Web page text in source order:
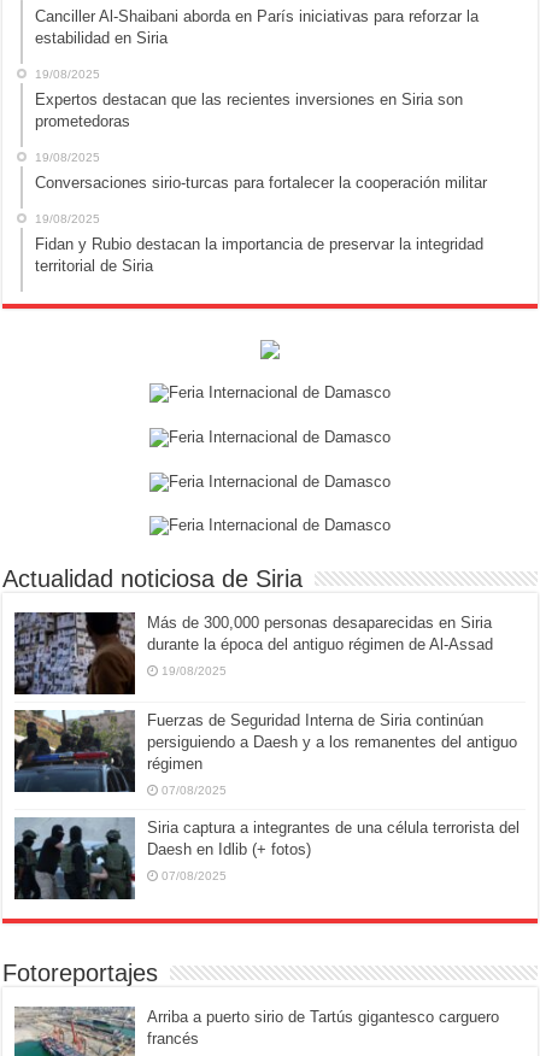
Canciller Al-Shaibani aborda en París iniciativas para reforzar la
estabilidad en Siria
19/08/2025
Expertos destacan que las recientes inversiones en Siria son
prometedoras
19/08/2025
Conversaciones sirio-turcas para fortalecer la cooperación militar
19/08/2025
Fidan y Rubio destacan la importancia de preservar la integridad
territorial de Siria
Actualidad noticiosa de Siria
Más de 300,000 personas desaparecidas en Siria
durante la época del antiguo régimen de Al-Assad
19/08/2025
Fuerzas de Seguridad Interna de Siria continúan
persiguiendo a Daesh y a los remanentes del antiguo
régimen
07/08/2025
Siria captura a integrantes de una célula terrorista del
Daesh en Idlib (+ fotos)
07/08/2025
Fotoreportajes
Arriba a puerto sirio de Tartús gigantesco carguero
francés